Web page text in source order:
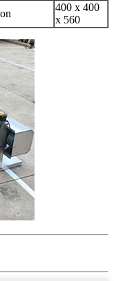
400 x 400
x 560